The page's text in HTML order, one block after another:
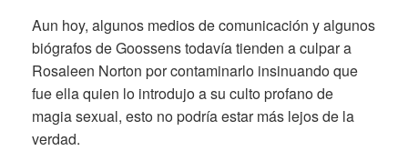
Aun hoy, algunos medios de comunicación y algunos
biógrafos de Goossens todavía tienden a culpar a
Rosaleen Norton por contaminarlo insinuando que
fue ella quien lo introdujo a su culto profano de
magia sexual, esto no podría estar más lejos de la
verdad.